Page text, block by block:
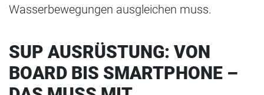
Wasserbewegungen ausgleichen muss.
SUP AUSRÜSTUNG: VON
BOARD BIS SMARTPHONE –